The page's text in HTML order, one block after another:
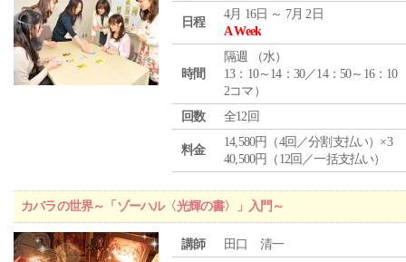
日程
4月 16日 ～ 7月 2日
A Week
時間
隔週 （水）
13：10～14：30／14：50～16：10
2コマ）
回数
全12回
料金
14,580円（4回／分割支払い）×3
40,500円（12回／一括支払い）
カバラの世界～「ゾーハル〈光輝の書〉」入門～
講師 田口 清一